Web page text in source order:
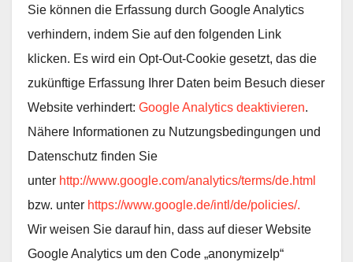
Sie können die Erfassung durch Google Analytics
verhindern, indem Sie auf den folgenden Link
klicken. Es wird ein Opt-Out-Cookie gesetzt, das die
zukünftige Erfassung Ihrer Daten beim Besuch dieser
Website verhindert: Google Analytics deaktivieren.
Nähere Informationen zu Nutzungsbedingungen und
Datenschutz finden Sie
unter http://www.google.com/analytics/terms/de.html
bzw. unter https://www.google.de/intl/de/policies/.
Wir weisen Sie darauf hin, dass auf dieser Website
Google Analytics um den Code „anonymizeIp“